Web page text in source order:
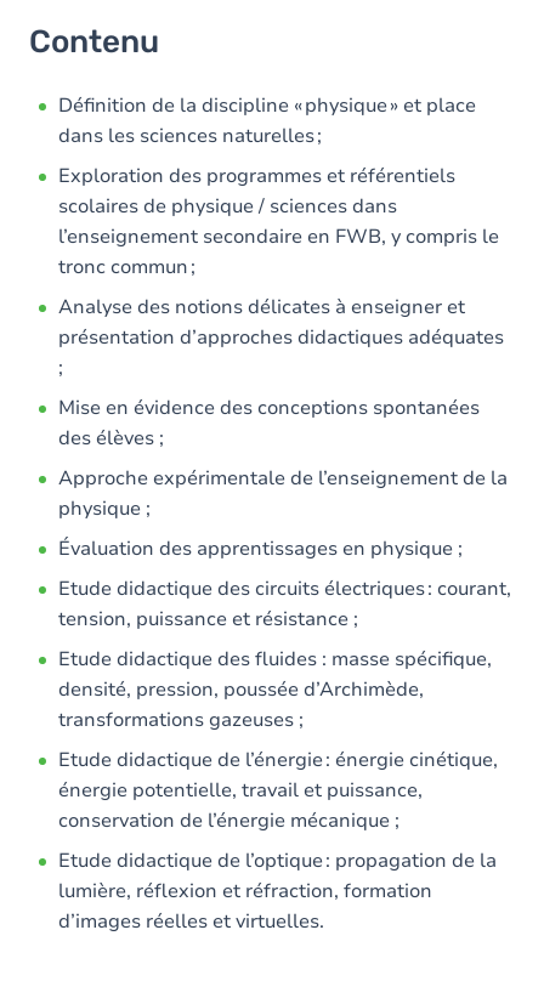
Contenu
Définition de la discipline « physique » et place
dans les sciences naturelles ;
Exploration des programmes et référentiels
scolaires de physique / sciences dans
l’enseignement secondaire en FWB, y compris le
tronc commun ;
Analyse des notions délicates à enseigner et
présentation d’approches didactiques adéquates
;
Mise en évidence des conceptions spontanées
des élèves ;
Approche expérimentale de l’enseignement de la
physique ;
Évaluation des apprentissages en physique ;
Etude didactique des circuits électriques : courant,
tension, puissance et résistance ;
Etude didactique des fluides : masse spécifique,
densité, pression, poussée d’Archimède,
transformations gazeuses ;
Etude didactique de l’énergie : énergie cinétique,
énergie potentielle, travail et puissance,
conservation de l’énergie mécanique ;
Etude didactique de l’optique : propagation de la
lumière, réflexion et réfraction, formation
d’images réelles et virtuelles.